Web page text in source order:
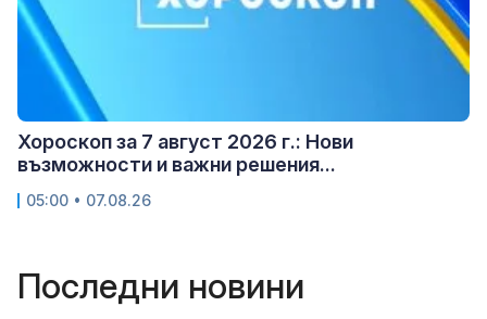
Хороскоп за 7 август 2026 г.: Нови
възможности и важни решения...
05:00 • 07.08.26
Последни новини